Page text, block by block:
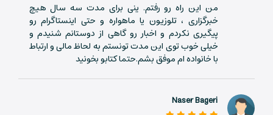
من این راه رو رفتم. ینی برای مدت سه سال هیچ
خبرگزاری ، تلوزیون یا ماهواره و حتی اینستاگرام رو
پیگیری نکردم و اخبار رو گاهی از دوستانم شنیدم و
خیلی خوب توی این مدت تونستم به لحاظ مالی و ارتباط
با خانواده ام موفق بشم.حتما کتابو بخونید
Naser Bageri